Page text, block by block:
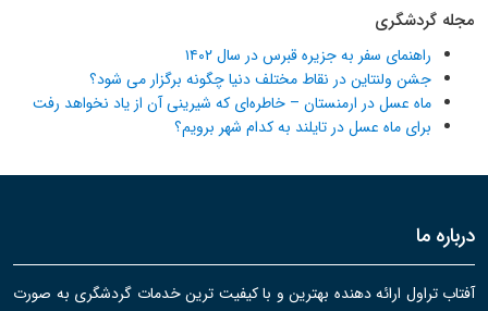
مجله گردشگری
راهنمای سفر به جزیره قبرس در سال ۱۴۰۲
جشن ولنتاین در نقاط مختلف دنیا چگونه برگزار می شود؟
ماه عسل در ارمنستان – خاطره‌ای که شیرینی آن از یاد نخواهد رفت
برای ماه عسل در تایلند به کدام شهر برویم؟
درباره ما
آفتاب تراول ارائه دهنده بهترین و با کیفیت ترین خدمات گردشگری به صورت